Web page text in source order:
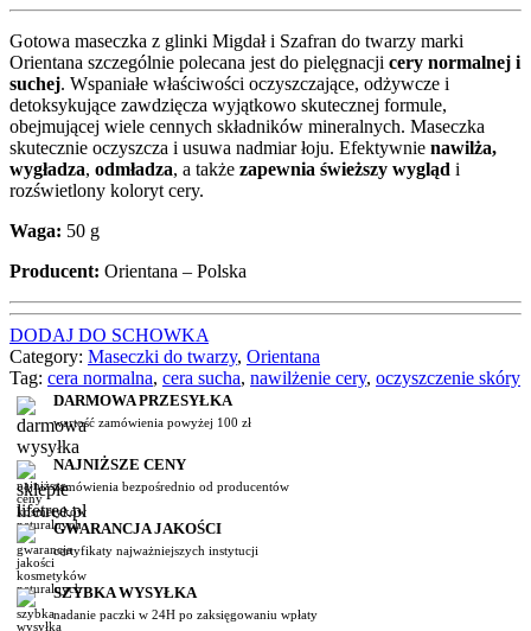
Gotowa maseczka z glinki Migdał i Szafran do twarzy marki
Orientana szczególnie polecana jest do pielęgnacji cery normalnej i
suchej. Wspaniałe właściwości oczyszczające, odżywcze i
detoksykujące zawdzięcza wyjątkowo skutecznej formule,
obejmującej wiele cennych składników mineralnych. Maseczka
skutecznie oczyszcza i usuwa nadmiar łoju. Efektywnie nawilża,
wygładza, odmładza, a także zapewnia świeższy wygląd i
rozświetlony koloryt cery.
Waga: 50 g
Producent: Orientana – Polska
DODAJ DO SCHOWKA
Category: Maseczki do twarzy, Orientana
Tag: cera normalna, cera sucha, nawilżenie cery, oczyszczenie skóry
DARMOWA PRZESYŁKA
wartość zamówienia powyżej 100 zł
NAJNIŻSZE CENY
zamówienia bezpośrednio od producentów
GWARANCJA JAKOŚCI
certyfikaty najważniejszych instytucji
SZYBKA WYSYŁKA
nadanie paczki w 24H po zaksięgowaniu wpłaty